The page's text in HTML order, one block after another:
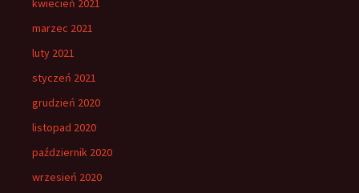
kwiecień 2021
marzec 2021
luty 2021
styczeń 2021
grudzień 2020
listopad 2020
październik 2020
wrzesień 2020